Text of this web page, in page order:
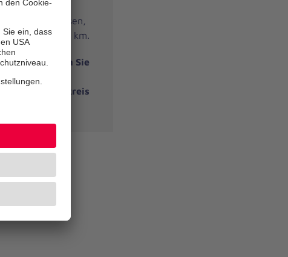
und Ihnen
Alltag passen,
von 20 km.
nutzen Sie
Sie die
und den Umkreis